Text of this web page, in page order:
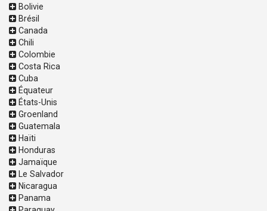
Bolivie
Brésil
Canada
Chili
Colombie
Costa Rica
Cuba
Équateur
États-Unis
Groenland
Guatemala
Haïti
Honduras
Jamaïque
Le Salvador
Nicaragua
Panama